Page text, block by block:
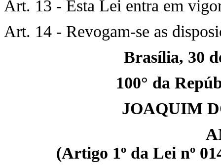
Art. 13 - Esta Lei entra em
Art. 14 - Revogam-se as
Brasília, 30
100° da
JOAQUIM
(Artigo 1º da Lei nº